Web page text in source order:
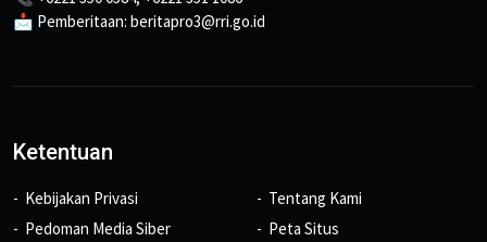
📩 Pemberitaan: beritapro3@rri.go.id
Ketentuan
Kebijakan Privasi
Pedoman Media Siber
Tentang Kami
Peta Situs